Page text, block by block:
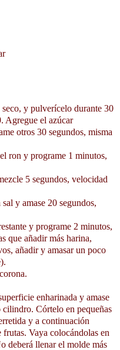
y pulverícelo durante 30
Agregue el azúcar
otros 30 segundos, misma
ron y programe 1 minutos,
5 segundos, velocidad
y amase 20 segundos,
y programe 2 minutos,
que añadir más harina,
añadir y amasar un poco
enharinada y amase
Córtelo en pequeñas
y a continuación
Vaya colocándolas en
deberá llenar el molde más